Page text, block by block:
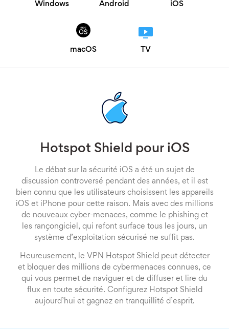
Windows Android iOS
macOS TV
Hotspot Shield pour iOS
Le débat sur la sécurité iOS a été un sujet de
discussion controversé pendant des années, et il est
bien connu que les utilisateurs choisissent les appareils
iOS et iPhone pour cette raison. Mais avec des millions
de nouveaux cyber-menaces, comme le phishing et
les rançongiciel, qui refont surface tous les jours, un
système d’exploitation sécurisé ne suffit pas.
Heureusement, le VPN Hotspot Shield peut détecter
et bloquer des millions de cybermenaces connues, ce
qui vous permet de naviguer et de diffuser et lire du
flux en toute sécurité. Configurez Hotspot Shield
aujourd’hui et gagnez en tranquillité d’esprit.